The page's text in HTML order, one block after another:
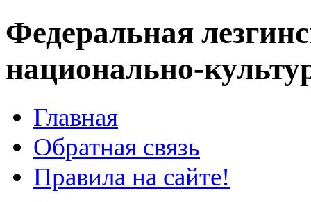
Федеральная
национально-
Главная
Обратная связь
Правила на сайте!